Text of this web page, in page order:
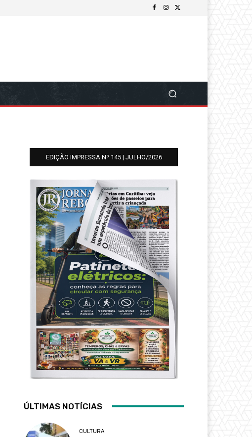
EDIÇÃO IMPRESSA Nº 145 | JULHO/2026
ÚLTIMAS NOTÍCIAS
CULTURA